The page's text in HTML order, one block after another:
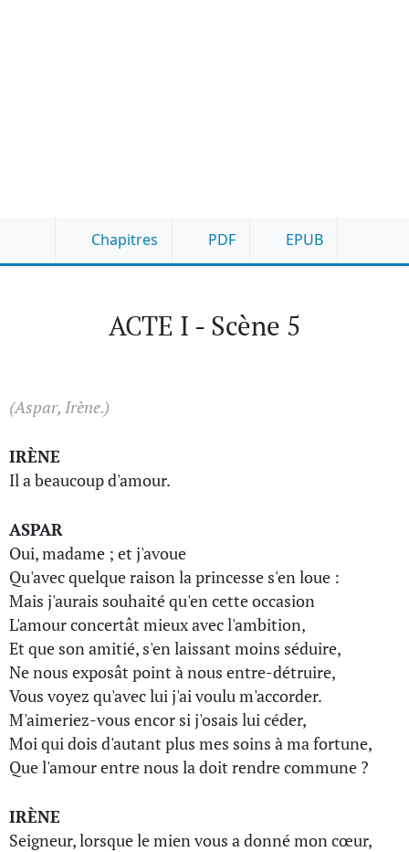
Chapitres PDF EPUB
ACTE I - Scène 5
(Aspar, Irène.)
IRÈNE
Il a beaucoup d'amour.
ASPAR
Oui, madame ; et j'avoue
Qu'avec quelque raison la princesse s'en loue :
Mais j'aurais souhaité qu'en cette occasion
L'amour concertât mieux avec l'ambition,
Et que son amitié, s'en laissant moins séduire,
Ne nous exposât point à nous entre-détruire,
Vous voyez qu'avec lui j'ai voulu m'accorder.
M'aimeriez-vous encor si j'osais lui céder,
Moi qui dois d'autant plus mes soins à ma fortune,
Que l'amour entre nous la doit rendre commune ?
IRÈNE
Seigneur, lorsque le mien vous a donné mon cœur,